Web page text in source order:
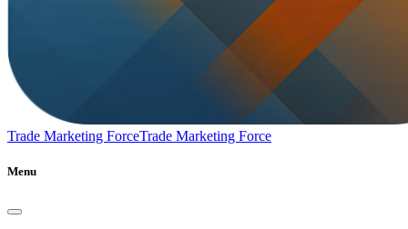
Trade Marketing ForceTrade Marketing Force
Menu